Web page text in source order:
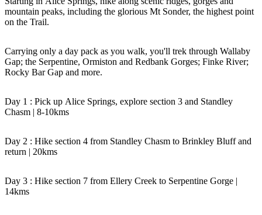
Sign
mountain peaks, including the glorious Mt Sonder, the highest point
on the Trail.
Carrying only a day pack as you walk, you'll trek through Wallaby
Gap; the Serpentine, Ormiston and Redbank Gorges; Finke River;
Rocky Bar Gap and more.
Day 1 : Pick up Alice Springs, explore section 3 and Standley
Chasm | 8-10kms
Day 2 : Hike section 4 from Standley Chasm to Brinkley Bluff and
return | 20kms
Day 3 : Hike section 7 from Ellery Creek to Serpentine Gorge |
14kms